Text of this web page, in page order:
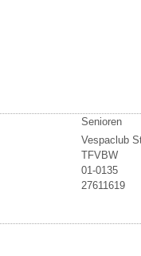
Senioren
Vespaclub
TFVBW
01-0135
27611619